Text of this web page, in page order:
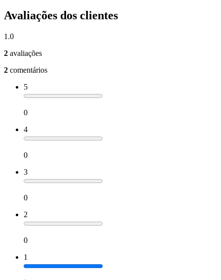
Avaliações dos clientes
1.0
2 avaliações
2 comentários
5
0
4
0
3
0
2
0
1